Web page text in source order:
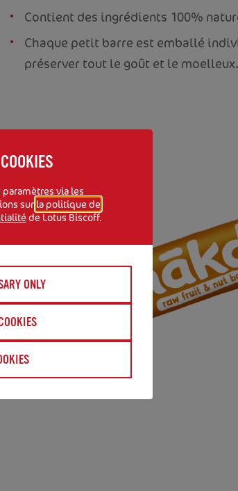
Contient des ingrédients 100%
Chaque petit barre est emballé
préserver tout le goût et le moelleux.
via les
sur la politique de
de Lotus Biscoff.
ONLY